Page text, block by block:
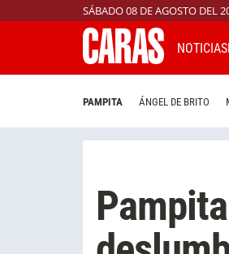
SÁBADO 08 DE AGOSTO DEL
NOTICIAS
PAMPITA ÁNGEL DE BRITO